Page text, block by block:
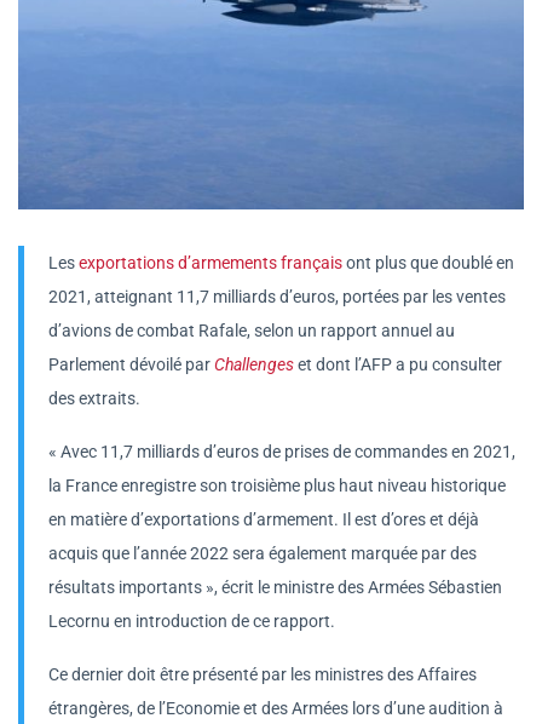
Lesexportations d’armements françaisont plus que doublé en
2021, atteignant 11,7 milliards d’euros, portées par les ventes
d’avions de combat Rafale, selon un rapport annuel au
Parlement dévoilé parChallengeset dont l’AFP a pu consulter
des extraits.
« Avec 11,7 milliards d’euros de prises de commandes en 2021,
la France enregistre son troisième plus haut niveau historique
en matière d’exportations d’armement. Il est d’ores et déjà
acquis que l’année 2022 sera également marquée par des
résultats importants », écrit le ministre des Armées Sébastien
Lecornu en introduction de ce rapport.
Ce dernier doit être présenté par les ministres des Affaires
étrangères, de l’Economie et des Armées lors d’une audition à